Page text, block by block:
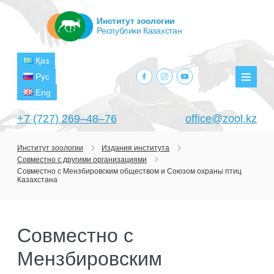
+7 (727) 269‒48‒76 office@zool.kz
Қаз
Рус
Eng
facebook.com
instagram.com
youtube.com
Институт зоологии
Республики Казахстан
ГЛАВНАЯ
РУКОВОДСТВО
СТРУКТУРА
ЛАБОРАТОРИИ
ЛАБОРАТОРИЯ ТЕРИОЛОГИИ
НАУЧНО-ИССЛЕДОВАТЕЛЬСКИЕ
ПРОЕКТЫ
ТЕКУЩИЕ ПРОЕКТЫ
Институт зоологии
Издания института
Совместно с другими организациями
Совместно с Мензбировским обществом и Союзом охраны птиц
Казахстана
Совместно с
Мензбировским